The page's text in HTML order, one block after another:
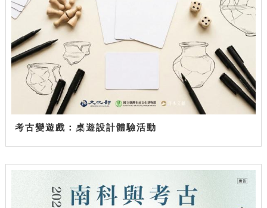
考古變遊戲：桌遊設計體驗活動